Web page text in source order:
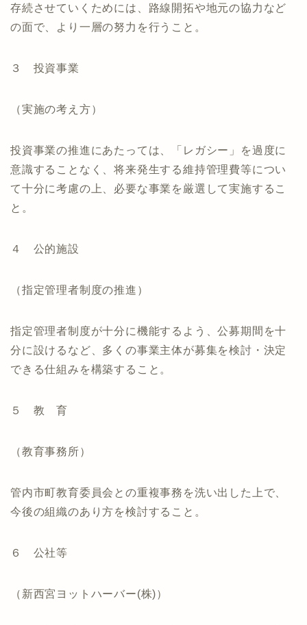
存続させていくためには、路線開拓や地元の協力など
の面で、より一層の努力を行うこと。
３ 投資事業
（実施の考え方）
投資事業の推進にあたっては、「レガシー」を過度に
意識することなく、将来発生する維持管理費等につい
て十分に考慮の上、必要な事業を厳選して実施するこ
と。
４ 公的施設
（指定管理者制度の推進）
指定管理者制度が十分に機能するよう、公募期間を十
分に設けるなど、多くの事業主体が募集を検討・決定
できる仕組みを構築すること。
５ 教 育
（教育事務所）
管内市町教育委員会との重複事務を洗い出した上で、
今後の組織のあり方を検討すること。
６ 公社等
（新西宮ヨットハーバー(株)）